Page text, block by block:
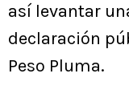
así levantar
declaración
Peso Pluma.